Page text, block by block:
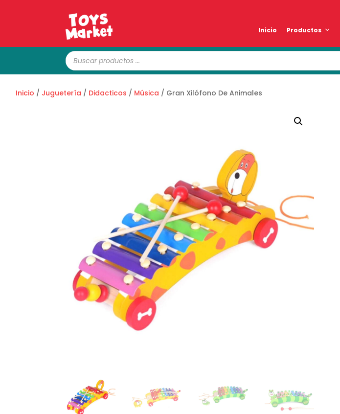
Inicio Productos
Búsqueda
de
productos
Inicio / Juguetería / Didacticos / Música / Gran Xilófono De Animales